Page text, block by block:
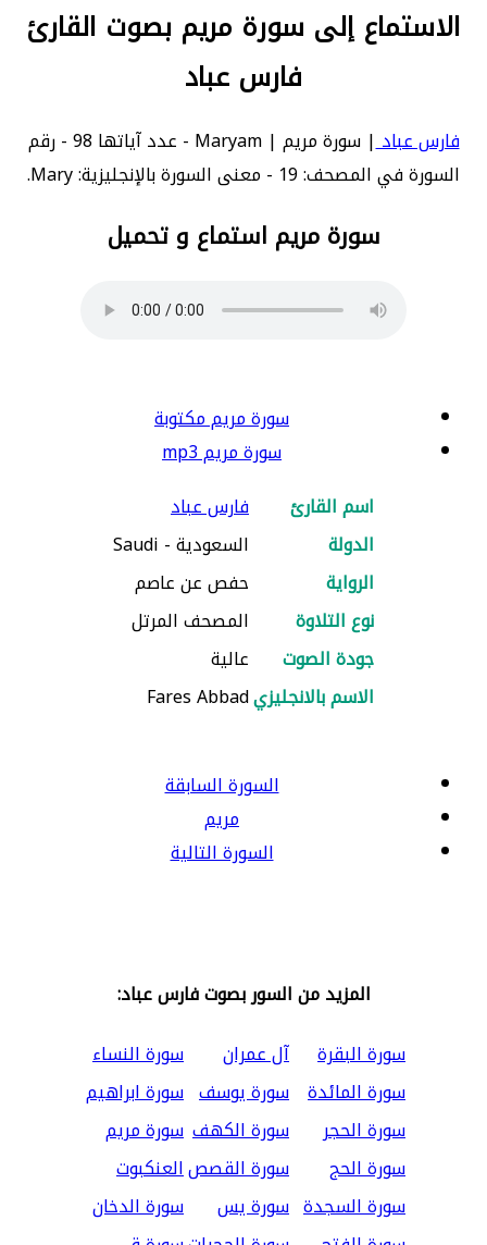
الاستماع إلى سورة مريم بصوت القارئ
فارس عباد
فارس عباد
| سورة مريم | Maryam - عدد آياتها 98 - رقم
السورة في المصحف: 19 - معنى السورة بالإنجليزية: Mary.
سورة مريم استماع و تحميل
سورة مريم مكتوبة
سورة مريم mp3
اسم القارئ
فارس عباد
الدولة
السعودية - Saudi
الرواية
حفص عن عاصم
نوع التلاوة
المصحف المرتل
جودة الصوت
عالية
الاسم بالانجليزيFares Abbad
السورة السابقة
مريم
السورة التالية
المزيد من السور بصوت فارس عباد:
سورة البقرة
آل عمران
سورة النساء
سورة المائدة سورة يوسف سورة ابراهيم
سورة الحجر
سورة الكهف سورة مريم
سورة الحج
سورة القصصالعنكبوت
سورة السجدة سورة يس
سورة الدخان